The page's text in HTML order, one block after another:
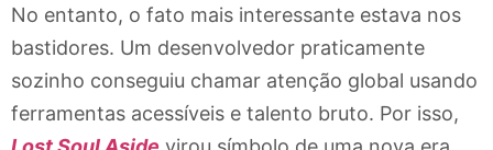
No entanto, o fato mais interessante estava nos
bastidores. Um desenvolvedor praticamente
sozinho conseguiu chamar atenção global usando
ferramentas acessíveis e talento bruto. Por isso,